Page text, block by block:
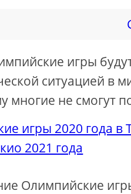
игры
ситуацией в
многие не смогут
игры 2020 года
2021 года
Олимпийские